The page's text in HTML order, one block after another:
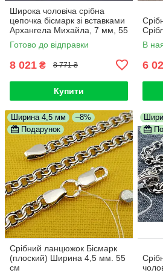
Широка чоловіча срібна
цепочка бісмарк зі вставками
Архангела Михайла, 7 мм, 55
см
Готово до відправки
8 021 ₴ 8 771 ₴
Купити
В
6
Ширина 4,5 мм
–8%
Подарунок
Срібний ланцюжок Бісмарк
(плоский) Ширина 4,5 мм. 55
см